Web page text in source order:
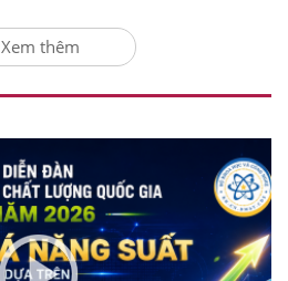
Xem thêm